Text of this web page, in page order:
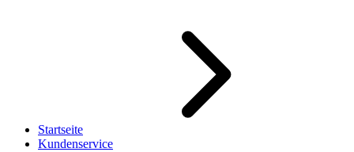
Startseite
Kundenservice